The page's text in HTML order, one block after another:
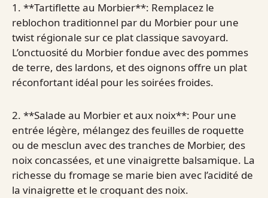
1. **Tartiflette au Morbier**: Remplacez le
reblochon traditionnel par du Morbier pour une
twist régionale sur ce plat classique savoyard.
L’onctuosité du Morbier fondue avec des pommes
de terre, des lardons, et des oignons offre un plat
réconfortant idéal pour les soirées froides.
2. **Salade au Morbier et aux noix**: Pour une
entrée légère, mélangez des feuilles de roquette
ou de mesclun avec des tranches de Morbier, des
noix concassées, et une vinaigrette balsamique. La
richesse du fromage se marie bien avec l’acidité de
la vinaigrette et le croquant des noix.